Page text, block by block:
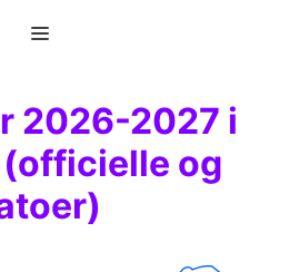
Menu
2026-2027 i
og